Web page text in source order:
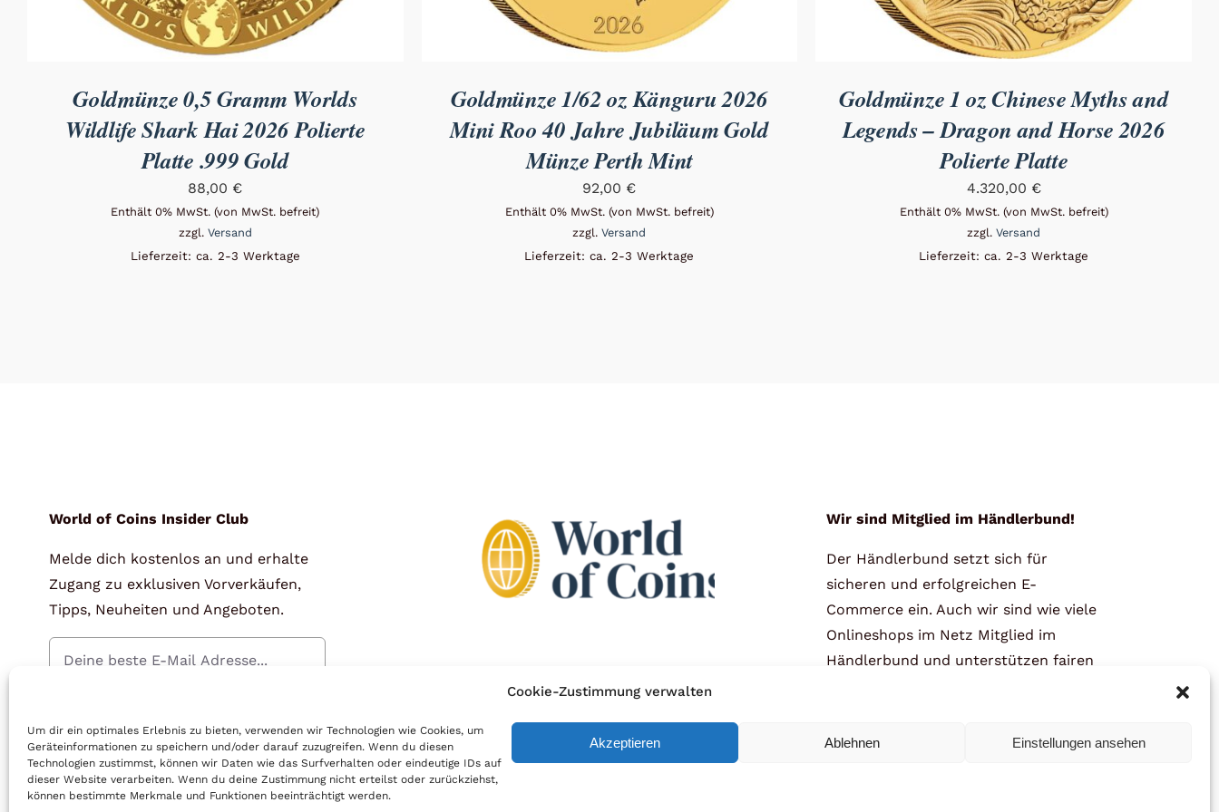
Cookie-Zustimmung verwalten
Um dir ein optimales Erlebnis zu bieten, verwenden wir Technologien wie Cookies, um
Geräteinformationen zu speichern und/oder darauf zuzugreifen. Wenn du diesen
Technologien zustimmst, können wir Daten wie das Surfverhalten oder eindeutige IDs auf
dieser Website verarbeiten. Wenn du deine Zustimmung nicht erteilst oder zurückziehst,
können bestimmte Merkmale und Funktionen beeinträchtigt werden.
Akzeptieren Ablehnen Einstellungen ansehen
Goldmünze 0,5 Gramm Worlds
Wildlife Shark Hai 2026 Polierte
Platte .999 Gold
88,00 €
Enthält 0% MwSt. (von MwSt. befreit)
zzgl. Versand
Lieferzeit: ca. 2-3 Werktage
Goldmünze 1/62 oz Känguru 2026
Mini Roo 40 Jahre Jubiläum Gold
Münze Perth Mint
92,00 €
Enthält 0% MwSt. (von MwSt. befreit)
zzgl.Versand
Lieferzeit: ca. 2-3 Werktage
Goldmünze 1 oz Chinese Myths and
Legends – Dragon and Horse 2026
Polierte Platte
4.320,00 €
Enthält 0% MwSt. (von MwSt. befreit)
zzgl.Versand
Lieferzeit: ca. 2-3 Werktage
World of Coins Insider Club
Melde dich kostenlos an und erhalte
Zugang zu exklusiven Vorverkäufen,
Tipps, Neuheiten und Angeboten.
Wir sind Mitglied im Händlerbund!
Der Händlerbund setzt sich für
sicheren und erfolgreichen E-
Commerce ein. Auch wir sind wie viele
Onlineshops im Netz Mitglied im
Händlerbund und unterstützen fairen